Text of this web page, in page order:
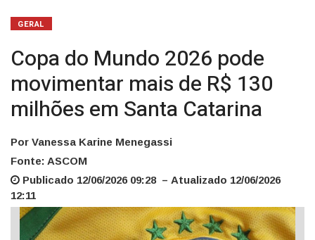
GERAL
Copa do Mundo 2026 pode
movimentar mais de R$ 130
milhões em Santa Catarina
Por Vanessa Karine Menegassi
Fonte: ASCOM
Publicado 12/06/2026 09:28 – Atualizado 12/06/2026
12:11